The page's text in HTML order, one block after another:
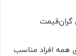
گران‌قیمت
همه افراد مناسب